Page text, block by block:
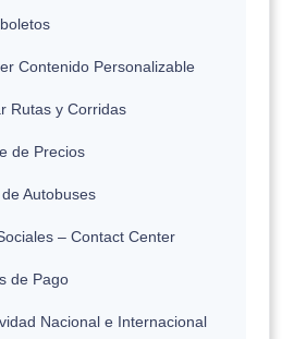
Contenido Personalizable
Rutas y Corridas
de Precios
Autobuses
– Contact Center
de Pago
Nacional e Internacional